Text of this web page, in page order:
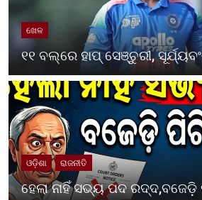
ଖେଳ
୧୧ ବଲ୍‌ରେ ହାପ୍ ସେଞ୍ଚୁରୀ,
ଓଡ଼ିଶା ରାଜନୀତି
ହେଲା ନାହିଁ ସଭ୍ୟ ପଦ